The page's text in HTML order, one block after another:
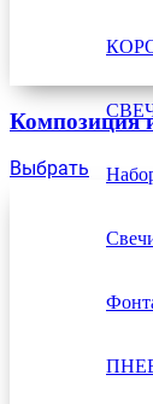
Композиция
Выбрать